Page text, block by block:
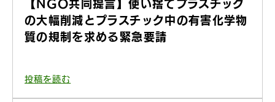
【NGO共同提言】使い捨てプラスチック
の大幅削減とプラスチック中の有害化学物
質の規制を求める緊急要請
投稿を読む